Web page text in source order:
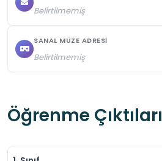
Belirtilmemiş
SANAL MÜZE ADRESI
Belirtilmemiş
Öğrenme Çıktıları